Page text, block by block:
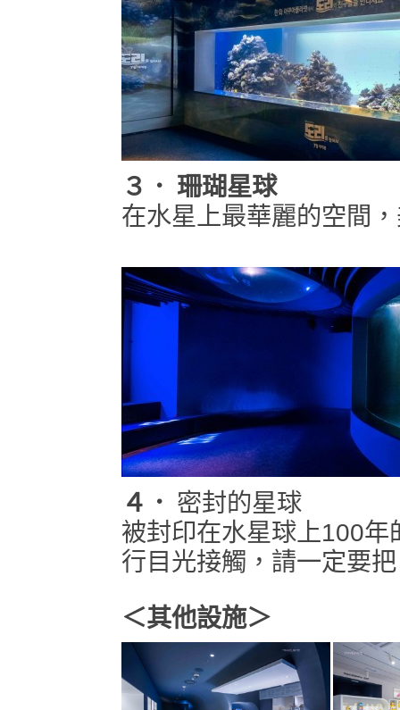
３． 珊瑚星球
在水星上最華麗的空間
４． 密封的星球
被封印在水星球上100
行目光接觸，請一定要
＜其他設施＞